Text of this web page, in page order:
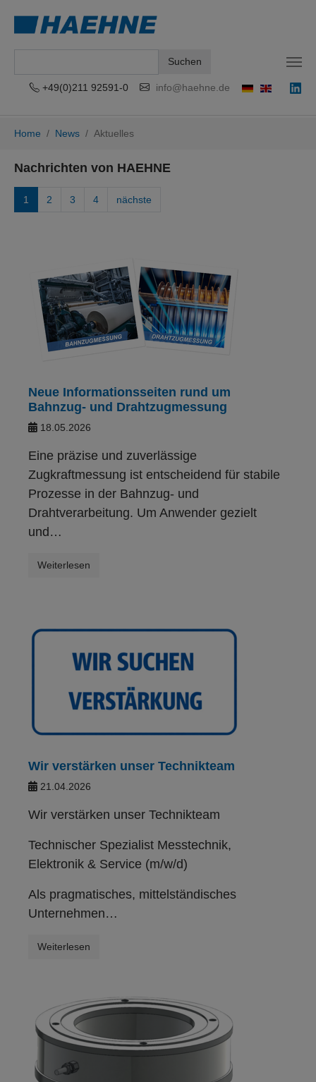
Suchen
+49(0)211 92591-0 info@haehne.de
Home
News Aktuelles
Nachrichten von HAEHNE
1 2 3 4 nächste
Neue Informationsseiten rund um
Bahnzug- und Drahtzugmessung
18.05.2026
Eine präzise und zuverlässige
Zugkraftmessung ist entscheidend für stabile
Prozesse in der Bahnzug‑ und
Drahtverarbeitung. Um Anwender gezielt
und…
Weiterlesen
Wir verstärken unser Technikteam
21.04.2026
Wir verstärken unser Technikteam
Technischer Spezialist Messtechnik,
Elektronik & Service (m/w/d)
Als pragmatisches, mittelständisches
Unternehmen…
Weiterlesen